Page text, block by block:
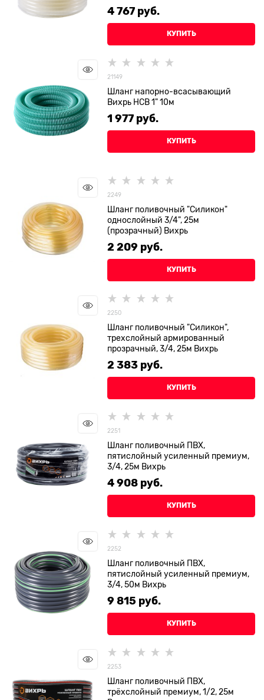
4 767 руб.
КУПИТЬ
21149
Шланг напорно-всасывающий
Вихрь НСВ 1" 10м
1 977 руб.
КУПИТЬ
2249
Шланг поливочный "Силикон"
однослойный 3/4", 25м
(прозрачный) Вихрь
2 209 руб.
КУПИТЬ
2250
Шланг поливочный "Силикон",
трехслойный армированный
прозрачный, 3/4, 25м Вихрь
2 383 руб.
КУПИТЬ
2251
Шланг поливочный ПВХ,
пятислойный усиленный премиум,
3/4, 25м Вихрь
4 908 руб.
КУПИТЬ
2252
Шланг поливочный ПВХ,
пятислойный усиленный премиум,
3/4, 50м Вихрь
9 815 руб.
КУПИТЬ
2253
Шланг поливочный ПВХ,
трёхслойный премиум, 1/2, 25м